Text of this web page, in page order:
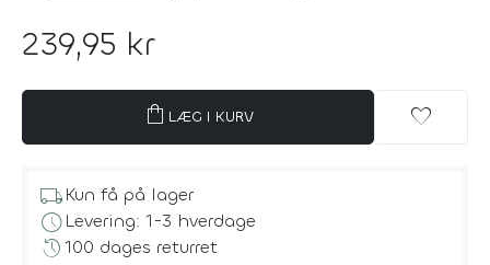
239,95 kr
shopping_bag LÆG I KURV favorite
local_shippingKun få på lager
scheduleLevering: 1-3 hverdage
history100 dages returret